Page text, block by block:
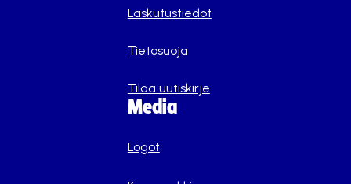
Laskutustiedot
Tietosuoja
Tilaa uutiskirje
Media
Logot